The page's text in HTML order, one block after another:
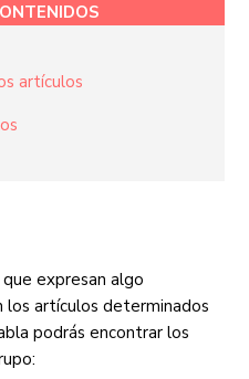
artículos
expresan algo
los artículos determinados
podrás encontrar los